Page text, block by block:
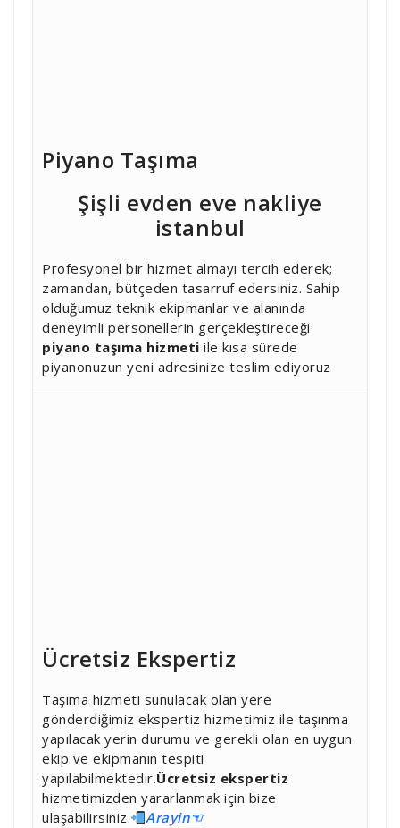
Piyano Taşıma
Şişli evden eve nakliye
istanbul
Profesyonel bir hizmet almayı tercih ederek;
zamandan, bütçeden tasarruf edersiniz. Sahip
olduğumuz teknik ekipmanlar ve alanında
deneyimli personellerin gerçekleştireceği
piyano taşıma hizmeti ile kısa sürede
piyanonuzun yeni adresinize teslim ediyoruz
Ücretsiz Ekspertiz
Taşıma hizmeti sunulacak olan yere
gönderdiğimiz ekspertiz hizmetimiz ile taşınma
yapılacak yerin durumu ve gerekli olan en uygun
ekip ve ekipmanın tespiti
yapılabilmektedir.Ücretsiz ekspertiz
hizmetimizden yararlanmak için bize
ulaşabilirsiniz.
Arayin☜